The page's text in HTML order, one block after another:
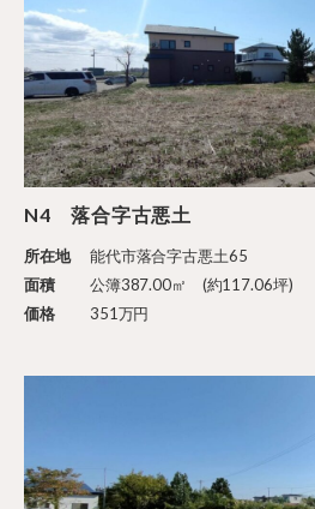
N4 落合字古悪土
所在地
能代市落合字古悪土65
面積
公簿387.00㎡ (約117.06坪)
価格
351万円